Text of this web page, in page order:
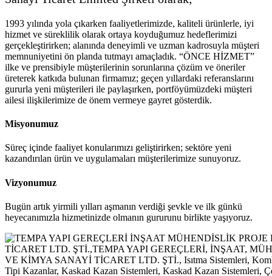
1993 yılında yola çıkarken faaliyetlerimizde, kaliteli ürünlerle, iyi
hizmet ve süreklilik olarak ortaya koyduğumuz hedeflerimizi
gerçekleştirirken; alanında deneyimli ve uzman kadrosuyla müşteri
memnuniyetini ön planda tutmayı amaçladık. “ÖNCE HİZMET”
ilke ve prensibiyle müşterilerinin sorunlarına çözüm ve öneriler
üreterek katkıda bulunan firmamız; geçen yıllardaki referanslarını
gururla yeni müşterileri ile paylaşırken, portföyümüzdeki müşteri
ailesi ilişkilerimize de önem vermeye gayret gösterdik.
Misyonumuz
Süreç içinde faaliyet konularımızı geliştirirken; sektöre yeni
kazandırılan ürün ve uygulamaları müşterilerimize sunuyoruz.
Vizyonumuz
Bugün artık yirmili yılları aşmanın verdiği şevkle ve ilk günkü
heyecanımızla hizmetinizde olmanın gururunu birlikte yaşıyoruz.